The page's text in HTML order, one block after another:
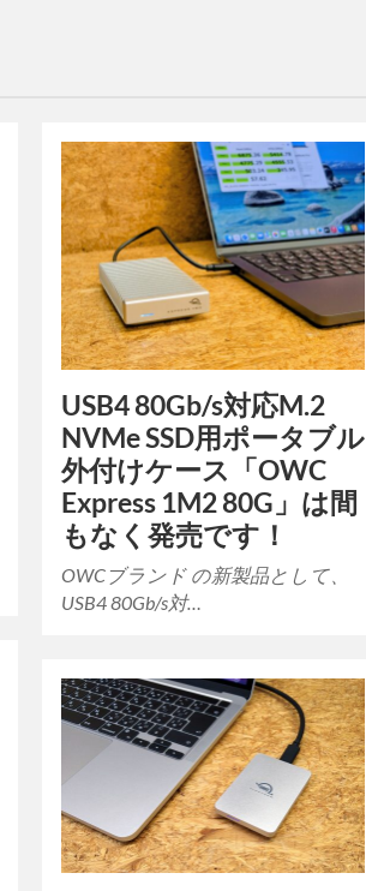
USB4 80Gb/s対応M.2
NVMe SSD用ポータブル
外付けケース「OWC
Express 1M2 80G」は間
もなく発売です！
OWCブランド の新製品として、
USB4 80Gb/s対…